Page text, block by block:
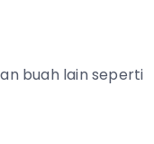
buah lain seperti